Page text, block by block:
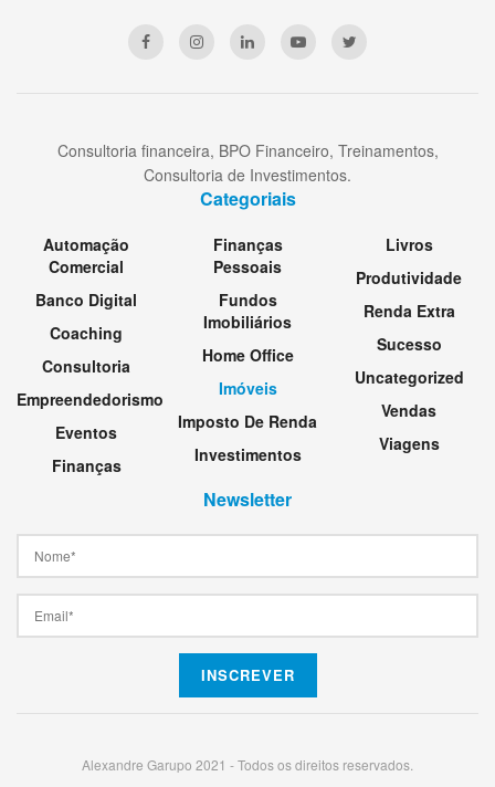
Consultoria financeira, BPO Financeiro, Treinamentos,
Consultoria de Investimentos.
Categoriais
Automação
Comercial
Banco Digital
Coaching
Consultoria
Empreendedorismo
Eventos
Finanças
Finanças
Pessoais
Fundos
Imobiliários
Home Office
Imóveis
Imposto De Renda
Investimentos
Livros
Produtividade
Renda Extra
Sucesso
Uncategorized
Vendas
Viagens
Newsletter
Alexandre Garupo 2021 - Todos os direitos reservados.